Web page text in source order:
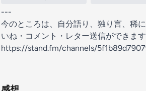
---
今のところは、自分語り、独り言、稀
いね・コメント・レター送信ができます
https://stand.fm/channels/